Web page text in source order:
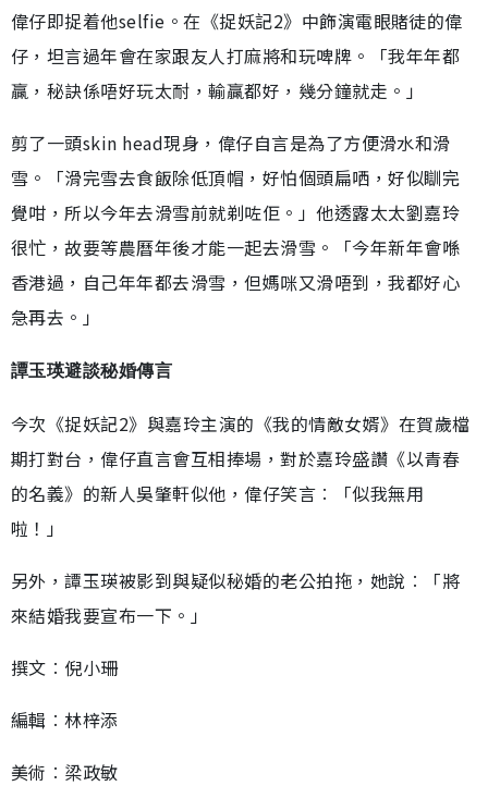
偉仔即捉着他selfie。在《捉妖記2》中飾演電眼賭徒的偉
仔，坦言過年會在家跟友人打麻將和玩啤牌。「我年年都
贏，秘訣係唔好玩太耐，輸贏都好，幾分鐘就走。」
剪了一頭skin head現身，偉仔自言是為了方便滑水和滑
雪。「滑完雪去食飯除低頂帽，好怕個頭扁哂，好似瞓完
覺咁，所以今年去滑雪前就剃咗佢。」他透露太太劉嘉玲
很忙，故要等農曆年後才能一起去滑雪。「今年新年會喺
香港過，自己年年都去滑雪，但媽咪又滑唔到，我都好心
急再去。」
譚玉瑛避談秘婚傳言
今次《捉妖記2》與嘉玲主演的《我的情敵女婿》在賀歲檔
期打對台，偉仔直言會互相捧場，對於嘉玲盛讚《以青春
的名義》的新人吳肇軒似他，偉仔笑言︰「似我無用
啦！」
另外，譚玉瑛被影到與疑似秘婚的老公拍拖，她說︰「將
來結婚我要宣布一下。」
撰文︰倪小珊
編輯︰林梓添
美術︰梁政敏